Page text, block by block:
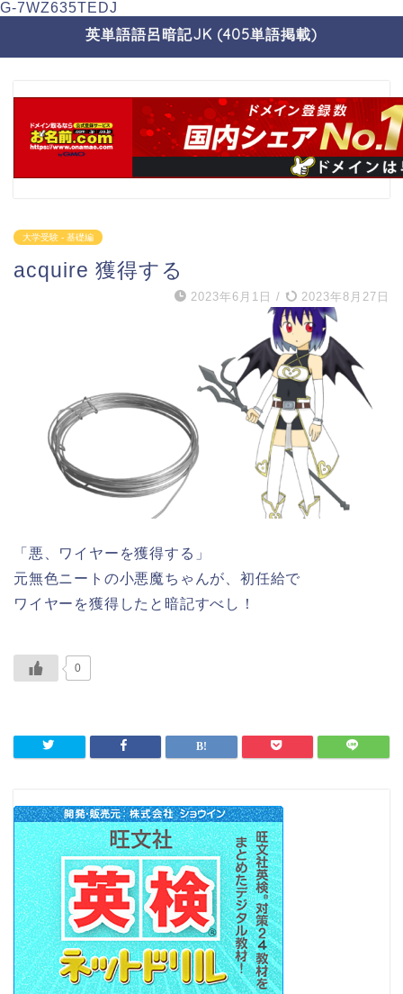
G-7WZ635TEDJ
英単語語呂暗記JK (405単語掲載)
大学受験 - 基礎編
acquire 獲得する
2023年6月1日 / 2023年8月27日
「悪、ワイヤーを獲得する」
元無色ニートの小悪魔ちゃんが、初任給で
ワイヤーを獲得したと暗記すべし！
0